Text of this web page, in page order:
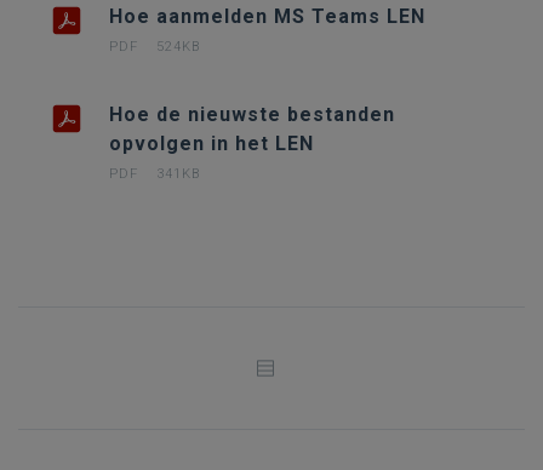
Hoe aanmelden MS Teams LEN
PDF 524KB
Hoe de nieuwste bestanden
opvolgen in het LEN
PDF 341KB